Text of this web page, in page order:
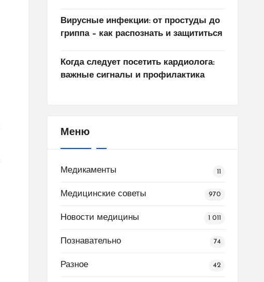
Вирусные инфекции: от простуды до
гриппа – как распознать и защититься
Когда следует посетить кардиолога:
важные сигналы и профилактика
Меню
Медикаменты 11
Медицинские советы 970
Новости медицины 1 011
Познавательно 74
Разное 42